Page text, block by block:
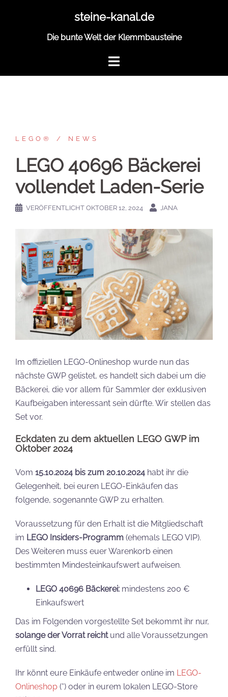
steine-kanal.de
Die bunte Welt der Klemmbausteine
LEGO® NEWS
LEGO 40696 Bäckerei
vollendet Laden-Serie
VERÖFFENTLICHT OKTOBER 12, 2024 JANA
Im offiziellen LEGO-Onlineshop wurde nun das
nächste GWP gelistet, es handelt sich dabei um die
Bäckerei, die vor allem für Sammler der exklusiven
Kaufbeigaben interessant sein dürfte. Wir stellen das
Set vor.
Eckdaten zu dem aktuellen LEGO GWP im
Oktober 2024
Vom 15.10.2024 bis zum 20.10.2024 habt ihr die
Gelegenheit, bei euren LEGO-Einkäufen das
folgende, sogenannte GWP zu erhalten.
Voraussetzung für den Erhalt ist die Mitgliedschaft
im LEGO Insiders-Programm (ehemals LEGO VIP).
Des Weiteren muss euer Warenkorb einen
bestimmten Mindesteinkaufswert aufweisen.
LEGO 40696 Bäckerei: mindestens 200 €
Einkaufswert
Das im Folgenden vorgestellte Set bekommt ihr nur,
solange der Vorrat reichtund alle Voraussetzungen
erfüllt sind.
Ihr könnt eure Einkäufe entweder online im LEGO-
Onlineshop (*) oder in eurem lokalen LEGO-Store